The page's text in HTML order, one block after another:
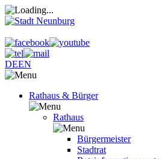
DEEN
Rathaus & Bürger
Rathaus
Bürgermeister
Stadtrat